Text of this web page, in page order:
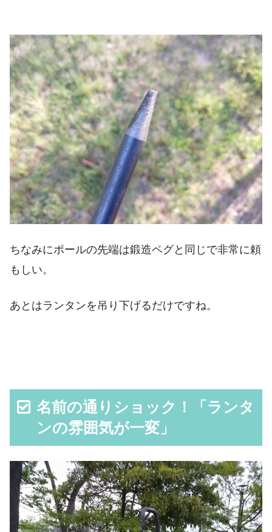
ちなみにポールの先端は鍛造ペグと同じで非常に頼
もしい。
あとはランタンを吊り下げるだけですね。
名前の通りショック！「ランタ
ンの雰囲気が一変」